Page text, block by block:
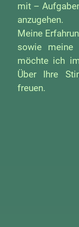
mit –
anzugehen.
Meine
sowie meine
möchte ich
Über Ihre
freuen.